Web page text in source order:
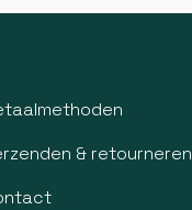
& retourneren